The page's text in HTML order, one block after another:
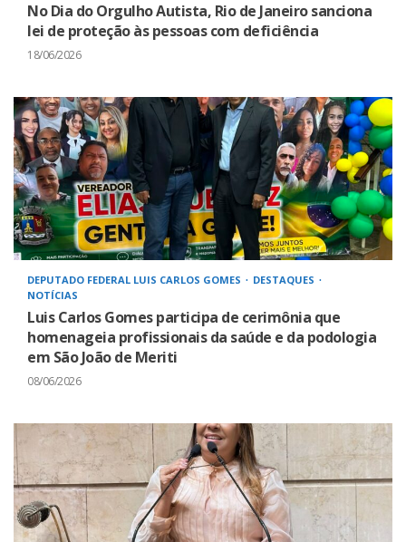
No Dia do Orgulho Autista, Rio de Janeiro sanciona
lei de proteção às pessoas com deficiência
18/06/2026
DEPUTADO FEDERAL LUIS CARLOS GOMES
DESTAQUES
NOTÍCIAS
Luis Carlos Gomes participa de cerimônia que
homenageia profissionais da saúde e da podologia
em São João de Meriti
08/06/2026